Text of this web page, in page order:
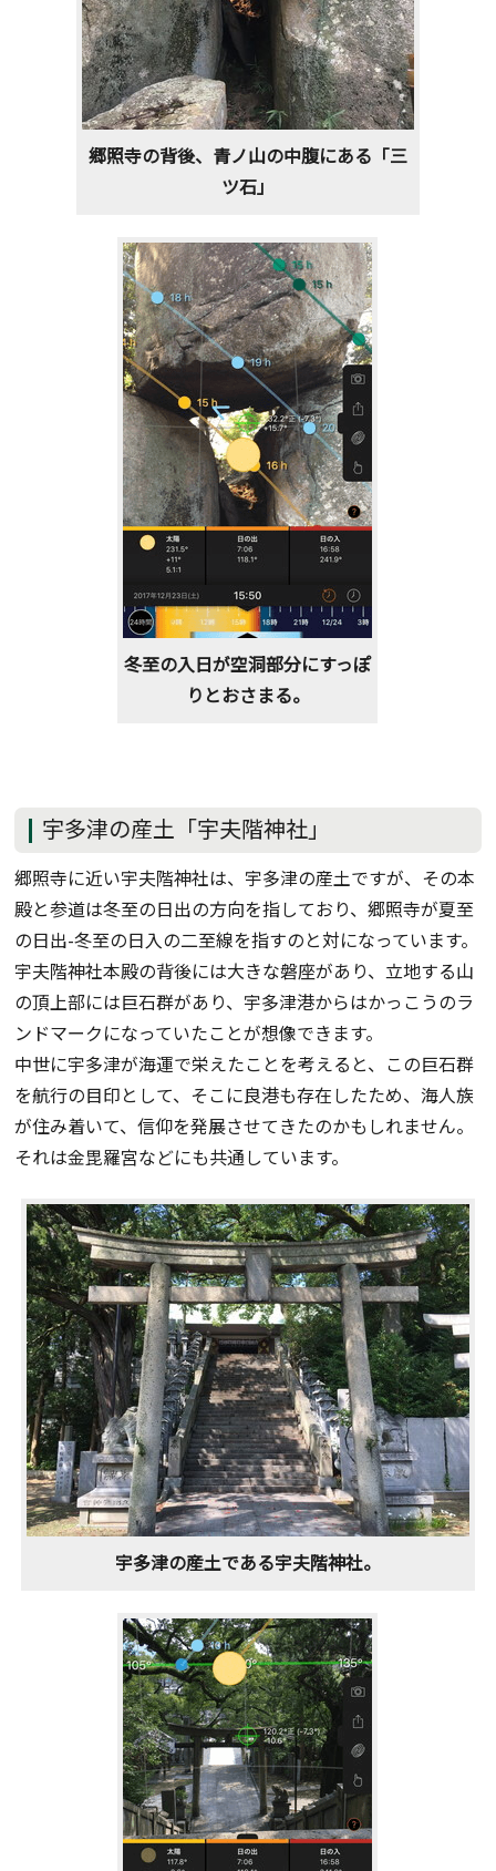
郷照寺の背後、青ノ山の中腹にある「三
ツ石」
冬至の入日が空洞部分にすっぽ
りとおさまる。
宇多津の産土「宇夫階神社」
郷照寺に近い宇夫階神社は、宇多津の産土ですが、その本
殿と参道は冬至の日出の方向を指しており、郷照寺が夏至
の日出-冬至の日入の二至線を指すのと対になっています。
宇夫階神社本殿の背後には大きな磐座があり、立地する山
の頂上部には巨石群があり、宇多津港からはかっこうのラ
ンドマークになっていたことが想像できます。
中世に宇多津が海運で栄えたことを考えると、この巨石群
を航行の目印として、そこに良港も存在したため、海人族
が住み着いて、信仰を発展させてきたのかもしれません。
それは金毘羅宮などにも共通しています。
宇多津の産土である宇夫階神社。